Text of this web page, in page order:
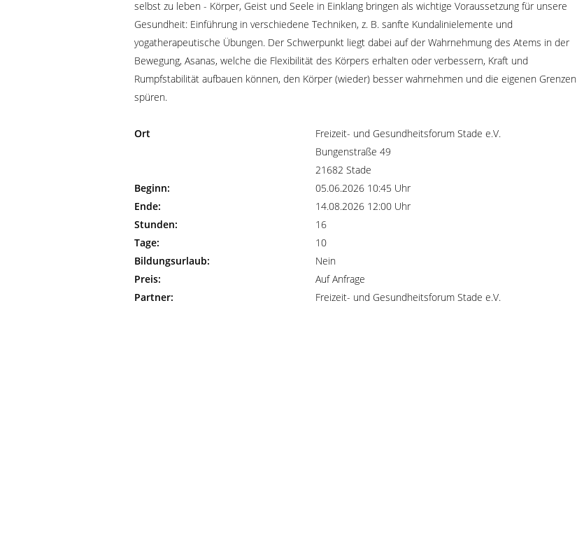
selbst zu leben - Körper, Geist und Seele in Einklang bringen als wichtige Voraussetzung für unsere
Gesundheit: Einführung in verschiedene Techniken, z. B. sanfte Kundalinielemente und
yogatherapeutische Übungen. Der Schwerpunkt liegt dabei auf der Wahrnehmung des Atems in der
Bewegung, Asanas, welche die Flexibilität des Körpers erhalten oder verbessern, Kraft und
Rumpfstabilität aufbauen können, den Körper (wieder) besser wahrnehmen und die eigenen Grenzen
spüren.
Ort
Freizeit- und Gesundheitsforum Stade e.V.
Bungenstraße 49
21682 Stade
Beginn:
05.06.2026 10:45 Uhr
Ende:
14.08.2026 12:00 Uhr
Stunden:
16
Tage:
10
Bildungsurlaub:
Nein
Preis:
Auf Anfrage
Partner:
Freizeit- und Gesundheitsforum Stade e.V.